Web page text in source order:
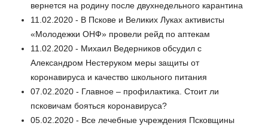
вернется на родину после двухнедельного карантина
11.02.2020 - В Пскове и Великих Луках активисты
«Молодежки ОНФ» провели рейд по аптекам
11.02.2020 - Михаил Ведерников обсудил с
Александром Нестеруком меры защиты от
коронавируса и качество школьного питания
07.02.2020 - Главное – профилактика. Стоит ли
псковичам бояться коронавируса?
05.02.2020 - Все лечебные учреждения Псковщины